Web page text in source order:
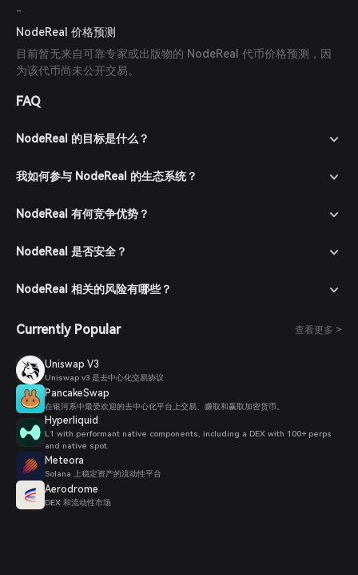
-
NodeReal 价格预测
目前暂无来自可靠专家或出版物的 NodeReal 代币价格预测，因
为该代币尚未公开交易。
FAQ
NodeReal 的目标是什么？
我如何参与 NodeReal 的生态系统？
NodeReal 有何竞争优势？
NodeReal 是否安全？
NodeReal 相关的风险有哪些？
Currently Popular 查看更多 >
Uniswap V3
Uniswap v3 是去中心化交易协议
PancakeSwap
在银河系中最受欢迎的去中心化平台上交易、赚取和赢取加密货币。
Hyperliquid
L1 with performant native components, including a DEX with 100+ perps
and native spot.
Meteora
Solana 上稳定资产的流动性平台
Aerodrome
DEX 和流动性市场